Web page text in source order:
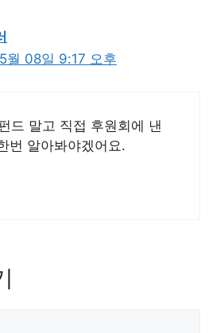
월 08일 9:17 오후
드 말고 직접 후원회에 낸
번 알아봐야겠어요.